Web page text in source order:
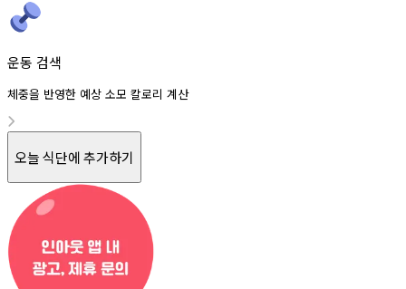
운동 검색
체중을 반영한 예상 소모 칼로리 계산
오늘 식단에 추가하기